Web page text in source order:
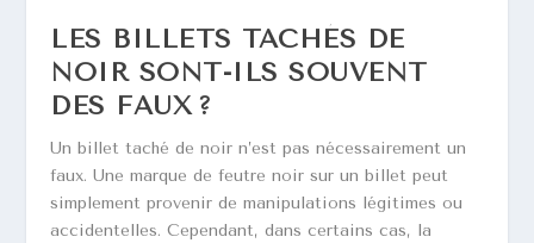
LES BILLETS TACHÉS DE
NOIR SONT-ILS SOUVENT
DES FAUX ?
Un billet taché de noir n’est pas nécessairement un
faux. Une marque de feutre noir sur un billet peut
simplement provenir de manipulations légitimes ou
accidentelles. Cependant, dans certains cas, la